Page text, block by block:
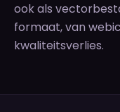
ook als
formaat, van
kwaliteitsverlies.